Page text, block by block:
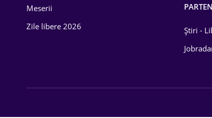
Meserii
Zile libere 2026
Știri -